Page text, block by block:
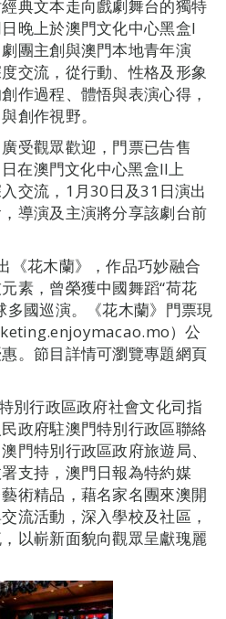
典文本走向戲劇舞台的獨特
晚上於澳門文化中心黑盒I
團主創與澳門本地青年演
交流，從行動、性格及形象
作過程、體悟與表演心得，
創作視野。
受觀眾歡迎，門票已告售
在澳門文化中心黑盒II上
交流，1月30日及31日演出
導演及主演將分享該劇台前
《花木蘭》，作品巧妙融合
素，曾榮獲中國舞蹈“荷花
多國巡演。《花木蘭》門票現
）公
。節目詳情可瀏覽專題網頁
別行政區政府社會文化司指
政府駐澳門特別行政區聯絡
門特別行政區政府旅遊局、
支持，澳門日報為特約媒
術精品，藉名家名團來澳開
流活動，深入學校及社區，
以嶄新面貌向觀眾呈獻瑰麗